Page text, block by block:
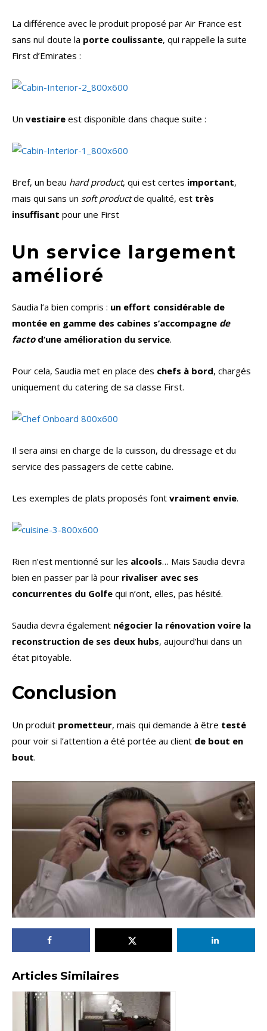
La différence avec le produit proposé par Air France est
sans nul doute la porte coulissante, qui rappelle la suite
First d’Emirates :
Un vestiaire est disponible dans chaque suite :
Bref, un beau hard product, qui est certes important,
mais qui sans un soft productde qualité, est très
insuffisant pour une First
Un service largement
amélioré
Saudia l’a bien compris : un effort considérable de
montée en gamme des cabines s’accompagne de
factod’une amélioration du service.
Pour cela, Saudia met en place des chefs à bord, chargés
uniquement du catering de sa classe First.
Il sera ainsi en charge de la cuisson, du dressage et du
service des passagers de cette cabine.
Les exemples de plats proposés font vraiment envie.
Rien n’est mentionné sur les alcools… Mais Saudia devra
bien en passer par là pour rivaliser avec ses
concurrentes du Golfe qui n’ont, elles, pas hésité.
Saudia devra également négocier la rénovation voire la
reconstruction de ses deux hubs, aujourd’hui dans un
état pitoyable.
Conclusion
Un produit prometteur, mais qui demande à être testé
pour voir si l’attention a été portée au client de bout en
bout.
Articles Similaires